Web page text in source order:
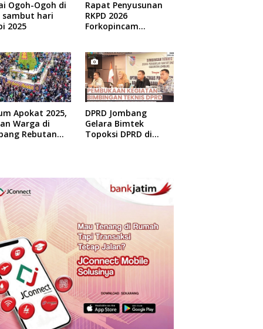
Ogoh-Ogoh di
sambut hari
2025
Rapat Penyusunan
RKPD 2026
Forkopincam
Apokat 2025,
Warga di
Rebutan
DPRD Jombang
Gelara Bimtek
Topoksi DPRD di